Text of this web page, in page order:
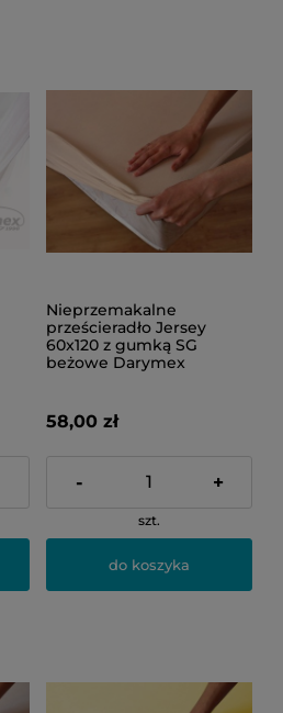
Nieprzemakalne
prześcieradło Jersey
60x120 z gumką SG
beżowe Darymex
58,00 zł
- +
szt.
do koszyka